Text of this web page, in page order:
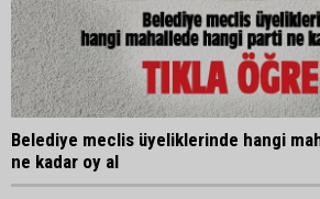
Belediye meclis üyeliklerinde hangi
ne kadar oy al